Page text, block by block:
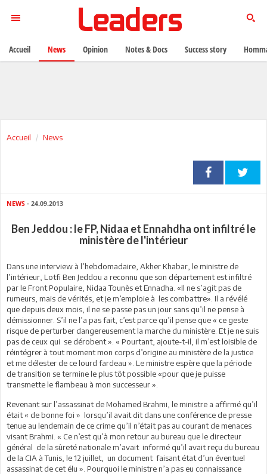
Accueil News
NEWS - 24.09.2013
Ben Jeddou : le FP, Nidaa et Ennahdha ont infiltré le
ministère de l'intérieur
Dans une interview à l’hebdomadaire, Akher Khabar, le ministre de
l’intérieur, Lotfi Ben Jeddou a reconnu que son département est infiltré
par le Front Populaire, Nidaa Tounès et Ennadha. «Il ne s’agit pas de
rumeurs, mais de vérités, et je m’emploie à les combattre». Il a révélé
que depuis deux mois, il ne se passe pas un jour sans qu’il ne pense à
démissionner. S’il ne l’a pas fait, c’est parce qu’il pense que « ce geste
risque de perturber dangereusement la marche du ministère. Et je ne suis
pas de ceux qui se dérobent ». « Pourtant, ajoute-t-il, il m’est loisible de
réintégrer à tout moment mon corps d’origine au ministère de la justice
et me délester de ce lourd fardeau ». Le ministre espère que la période
de transition se termine le plus tôt possible «pour que je puisse
transmette le flambeau à mon successeur ».
Revenant sur l’assassinat de Mohamed Brahmi, le ministre a affirmé qu’il
était « de bonne foi » lorsqu’il avait dit dans une conférence de presse
tenue au lendemain de ce crime qu’il n’était pas au courant de menaces
visant Brahmi. « Ce n’est qu’à mon retour au bureau que le directeur
général de la sûreté nationale m’avait informé qu’il avait reçu du bureau
de la CIA à Tunis, le 12 juillet, un document faisant état d’un éventuel
assassinat de cet élu ». Pourquoi le ministre n’a pas eu connaissance
Accueil News Opinion Notes & Docs Success story